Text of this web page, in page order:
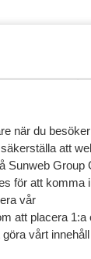
när du
att
Sunweb Group
för att komma
vår
att placera 1:a
vårt
om
bokad av
21 jan.